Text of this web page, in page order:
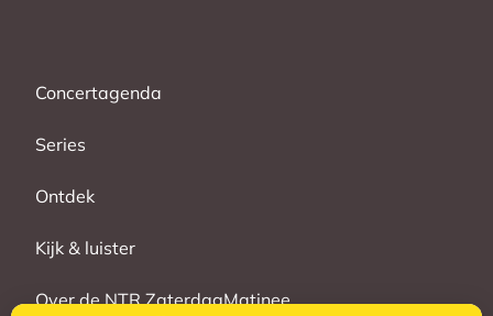
Concertagenda
Series
Ontdek
Kijk & luister
Over de NTR ZaterdagMatinee